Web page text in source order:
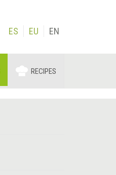
ES EU EN
RECIPES